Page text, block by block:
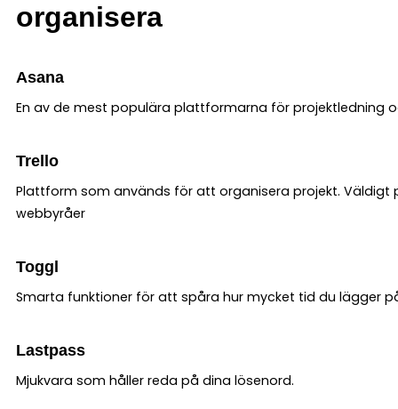
organisera
Asana
En av de mest populära plattformarna för projektledning
Trello
Plattform som används för att organisera projekt. Väldigt
webbyråer
Toggl
Smarta funktioner för att spåra hur mycket tid du lägger
Lastpass
Mjukvara som håller reda på dina lösenord.